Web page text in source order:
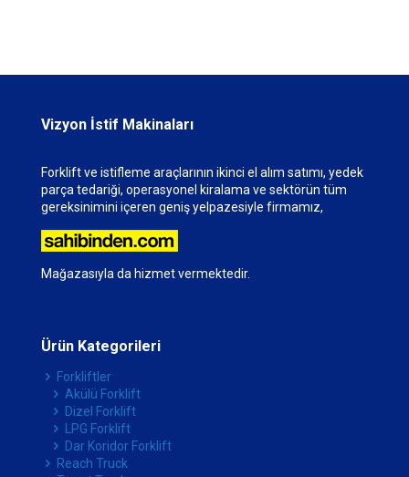
Vizyon İstif Makinaları
Forklift ve istifleme araçlarının ikinci el alım satımı, yedek
parça tedariği, operasyonel kiralama ve sektörün tüm
gereksinimini içeren geniş yelpazesiyle firmamız,
Mağazasıyla da hizmet vermektedir.
Ürün Kategorileri
Forkliftler
Akülü Forklift
Dizel Forklift
LPG Forklift
Dar Koridor Forklift
Reach Truck